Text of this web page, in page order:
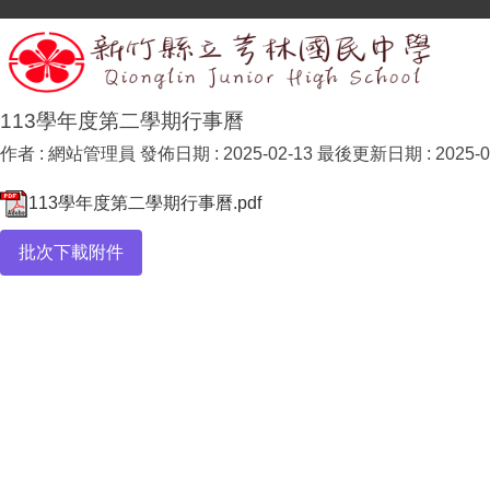
113學年度第二學期行事曆
作者 : 網站管理員 發佈日期 : 2025-02-13 最後更新日期 : 2025-
113學年度第二學期行事曆.pdf
批次下載附件